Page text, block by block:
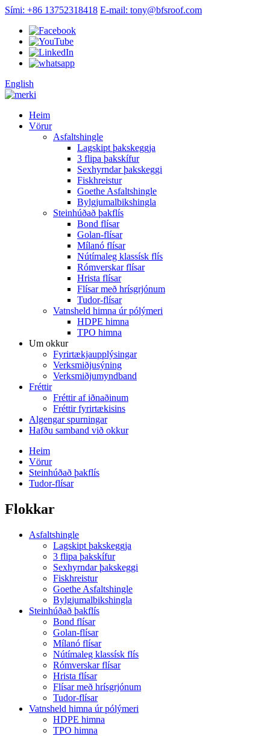
Sími: +86 13752318418 E-mail: tony@bfsroof.com
English
Heim
Vörur
Asfaltshingle
Lagskipt þakskeggja
3 flipa þakskífur
Sexhyrndar þakskeggi
Fiskhreistur
Goethe Asfaltshingle
Bylgjumalbikshingla
Steinhúðað þakflís
Bond flísar
Golan-flísar
Mílanó flísar
Nútímaleg klassísk flís
Rómverskar flísar
Hrista flísar
Flísar með hrísgrjónum
Tudor-flísar
Vatnsheld himna úr pólýmeri
HDPE himna
TPO himna
Um okkur
Fyrirtækjaupplýsingar
Verksmiðjusýning
Verksmiðjumyndband
Fréttir
Fréttir af iðnaðinum
Fréttir fyrirtækisins
Algengar spurningar
Hafðu samband við okkur
Heim
Vörur
Steinhúðað þakflís
Tudor-flísar
Flokkar
Asfaltshingle
Lagskipt þakskeggja
3 flipa þakskífur
Sexhyrndar þakskeggi
Fiskhreistur
Goethe Asfaltshingle
Bylgjumalbikshingla
Steinhúðað þakflís
Bond flísar
Golan-flísar
Mílanó flísar
Nútímaleg klassísk flís
Rómverskar flísar
Hrista flísar
Flísar með hrísgrjónum
Tudor-flísar
Vatnsheld himna úr pólýmeri
HDPE himna
TPO himna